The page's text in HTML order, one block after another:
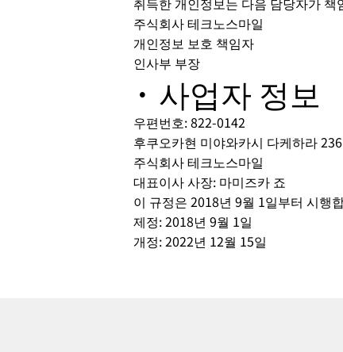
주식회사 테크노스마일
개인정보 보호 책임자
인사부 부장
· 사업자 정보
우편번호: 822-0142
후쿠오카현 미야와카시 다케하라 236
주식회사 테크노스마일
대표이사 사장: 마미즈카 죠
이 규정은 2018년 9월 1일부터 시행
제정: 2018년 9월 1일
개정: 2022년 12월 15일